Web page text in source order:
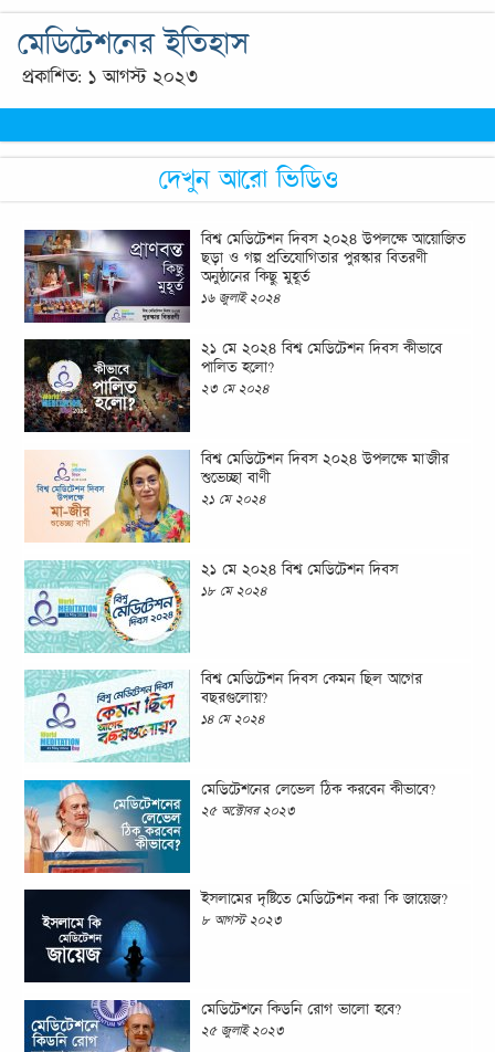
মেডিটেশনের ইতিহাস
প্রকাশিত: ১ আগস্ট ২০২৩
দেখুন আরো ভিডিও
বিশ্ব মেডিটেশন দিবস ২০২৪ উপলক্ষে আয়োজিত
ছড়া ও গল্প প্রতিযোগিতার পুরস্কার বিতরণী
অনুষ্ঠানের কিছু মুহূর্ত
১৬ জুলাই ২০২৪
২১ মে ২০২৪ বিশ্ব মেডিটেশন দিবস কীভাবে
পালিত হলো?
২৩ মে ২০২৪
বিশ্ব মেডিটেশন দিবস ২০২৪ উপলক্ষে মা'জীর
শুভেচ্ছা বাণী
২১ মে ২০২৪
২১ মে ২০২৪ বিশ্ব মেডিটেশন দিবস
১৮ মে ২০২৪
বিশ্ব মেডিটেশন দিবস কেমন ছিল আগের
বছরগুলোয়?
১৪ মে ২০২৪
মেডিটেশনের লেভেল ঠিক করবেন কীভাবে?
২৫ অক্টোবর ২০২৩
ইসলামের দৃষ্টিতে মেডিটেশন করা কি জায়েজ?
৮ আগস্ট ২০২৩
মেডিটেশনে কিডনি রোগ ভালো হবে?
২৫ জুলাই ২০২৩